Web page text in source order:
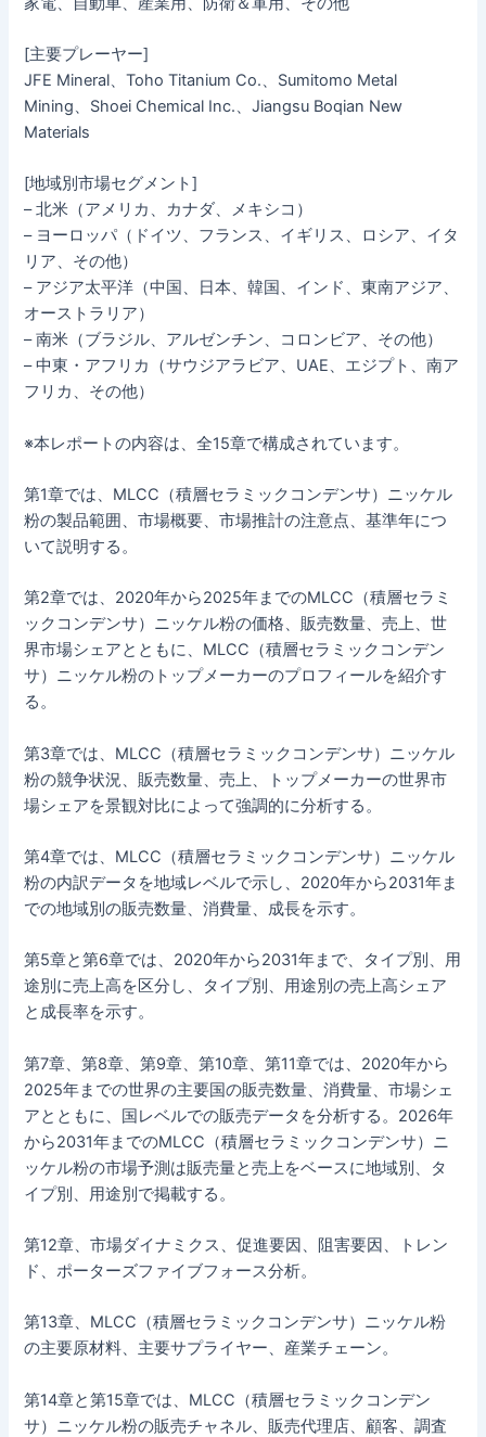
[主要プレーヤー]
JFE Mineral、Toho Titanium Co.、Sumitomo Metal
Mining、Shoei Chemical Inc.、Jiangsu Boqian New
Materials
[地域別市場セグメント]
– 北米（アメリカ、カナダ、メキシコ）
– ヨーロッパ（ドイツ、フランス、イギリス、ロシア、イタ
リア、その他）
– アジア太平洋（中国、日本、韓国、インド、東南アジア、
オーストラリア）
– 南米（ブラジル、アルゼンチン、コロンビア、その他）
– 中東・アフリカ（サウジアラビア、UAE、エジプト、南ア
フリカ、その他）
※本レポートの内容は、全15章で構成されています。
第1章では、MLCC（積層セラミックコンデンサ）ニッケル
粉の製品範囲、市場概要、市場推計の注意点、基準年につ
いて説明する。
第2章では、2020年から2025年までのMLCC（積層セラミ
ックコンデンサ）ニッケル粉の価格、販売数量、売上、世
界市場シェアとともに、MLCC（積層セラミックコンデン
サ）ニッケル粉のトップメーカーのプロフィールを紹介す
る。
第3章では、MLCC（積層セラミックコンデンサ）ニッケル
粉の競争状況、販売数量、売上、トップメーカーの世界市
場シェアを景観対比によって強調的に分析する。
第4章では、MLCC（積層セラミックコンデンサ）ニッケル
粉の内訳データを地域レベルで示し、2020年から2031年ま
での地域別の販売数量、消費量、成長を示す。
第5章と第6章では、2020年から2031年まで、タイプ別、用
途別に売上高を区分し、タイプ別、用途別の売上高シェア
と成長率を示す。
第7章、第8章、第9章、第10章、第11章では、2020年から
2025年までの世界の主要国の販売数量、消費量、市場シェ
アとともに、国レベルでの販売データを分析する。2026年
から2031年までのMLCC（積層セラミックコンデンサ）ニ
ッケル粉の市場予測は販売量と売上をベースに地域別、タ
イプ別、用途別で掲載する。
第12章、市場ダイナミクス、促進要因、阻害要因、トレン
ド、ポーターズファイブフォース分析。
第13章、MLCC（積層セラミックコンデンサ）ニッケル粉
の主要原材料、主要サプライヤー、産業チェーン。
第14章と第15章では、MLCC（積層セラミックコンデン
サ）ニッケル粉の販売チャネル、販売代理店、顧客、調査